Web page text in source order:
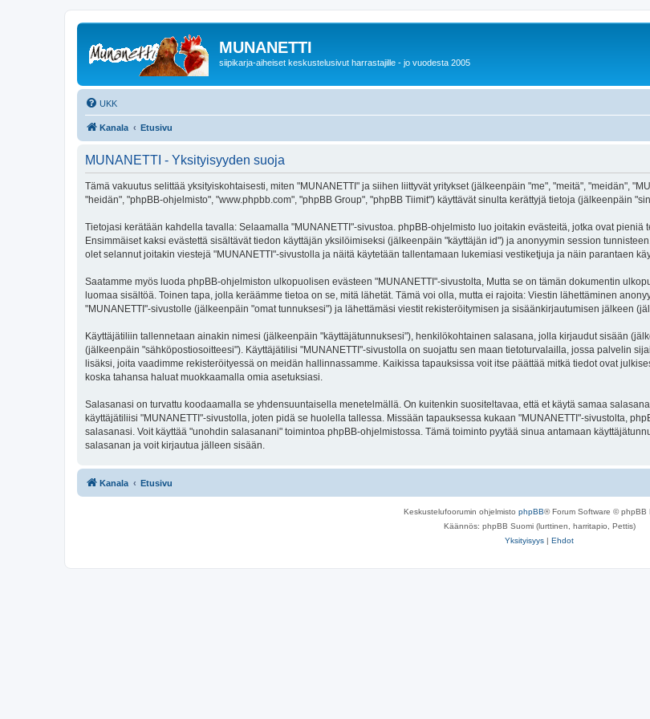
MUNANETTI
siipikarja-aiheiset keskustelusivut harrastajille - jo vuodesta 2005
UKK
Kanala Etusivu
MUNANETTI - Yksityisyyden suoja
Tämä vakuutus selittää yksityiskohtaisesti, miten "MUNANETTI" ja siihen liittyvät yritykset (jälkeenpäin "me", "meitä", "meidän",
"heidän", "phpBB-ohjelmisto", "www.phpbb.com", "phpBB Group", "phpBB Tiimit") käyttävät sinulta kerättyjä tietoja (jälkeenpäin
Tietojasi kerätään kahdella tavalla: Selaamalla "MUNANETTI"-sivustoa. phpBB-ohjelmisto luo joitakin evästeitä, jotka ovat
Ensimmäiset kaksi evästettä sisältävät tiedon käyttäjän yksilöimiseksi (jälkeenpäin "käyttäjän id") ja anonyymin session
olet selannut joitakin viestejä "MUNANETTI"-sivustolla ja näitä käytetään tallentamaan lukemiasi vestiketjuja ja näin parantaen
Saatamme myös luoda phpBB-ohjelmiston ulkopuolisen evästeen "MUNANETTI"-sivustolta, Mutta se on tämän dokumentin
luomaa sisältöä. Toinen tapa, jolla keräämme tietoa on se, mitä lähetät. Tämä voi olla, mutta ei rajoita: Viestin lähettäminen
"MUNANETTI"-sivustolle (jälkeenpäin "omat tunnuksesi") ja lähettämäsi viestit rekisteröitymisen ja sisäänkirjautumisen jälkeen
Käyttäjätiliin tallennetaan ainakin nimesi (jälkeenpäin "käyttäjätunnuksesi"), henkilökohtainen salasana, jolla kirjaudut sisään
(jälkeenpäin "sähköpostiosoitteesi"). Käyttäjätilisi "MUNANETTI"-sivustolla on suojattu sen maan tietoturvalailla, jossa palvelin
lisäksi, joita vaadimme rekisteröityessä on meidän hallinnassamme. Kaikissa tapauksissa voit itse päättää mitkä tiedot ovat
koska tahansa haluat muokkaamalla omia asetuksiasi.
Salasanasi on turvattu koodaamalla se yhdensuuntaisella menetelmällä. On kuitenkin suositeltavaa, että et käytä samaa
käyttäjätiliisi "MUNANETTI"-sivustolla, joten pidä se huolella tallessa. Missään tapauksessa kukaan "MUNANETTI"-sivustolta,
salasanasi. Voit käyttää "unohdin salasanani" toimintoa phpBB-ohjelmistossa. Tämä toiminto pyytää sinua antamaan
salasanan ja voit kirjautua jälleen sisään.
Kanala Etusivu
Keskustelufoorumin ohjelmisto phpBB® Forum Software © phpBB
Käännös: phpBB Suomi (lurttinen, harritapio, Pettis)
Yksityisyys | Ehdot